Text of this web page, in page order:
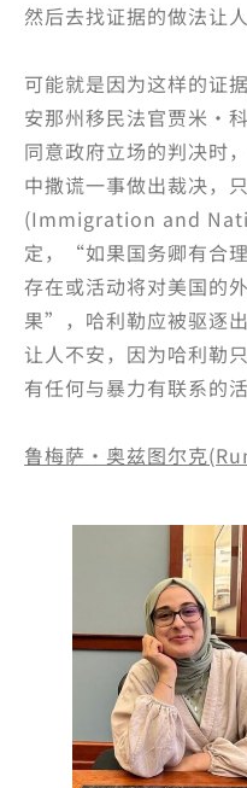
然后去找证据的做法让
可能就是因为这样的证
安那州移民法官贾米·
同意政府立场的判决时
中撒谎一事做出裁决，
(Immigration and
定，“如果国务卿有合
存在或活动将对美国的
果”，哈利勒应被驱逐
让人不安，因为哈利勒
有任何与暴力有联系的
鲁梅萨·奥兹图尔克